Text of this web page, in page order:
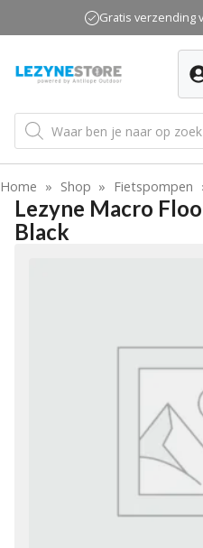
naar
inhoud
Gratis verzending
Producten
zoeken
Home » Shop » Fietspompen
Lezyne Macro
Black